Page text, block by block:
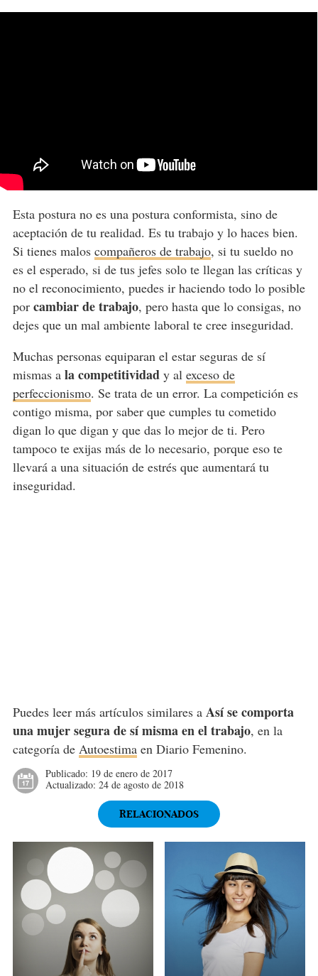
Esta postura no es una postura conformista, sino de
aceptación de tu realidad. Es tu trabajo y lo haces bien.
Si tienes malos compañeros de trabajo, si tu sueldo no
es el esperado, si de tus jefes solo te llegan las críticas y
no el reconocimiento, puedes ir haciendo todo lo posible
por cambiar de trabajo, pero hasta que lo consigas, no
dejes que un mal ambiente laboral te cree inseguridad.
Muchas personas equiparan el estar seguras de sí
mismas a la competitividady al exceso de
perfeccionismo. Se trata de un error. La competición es
contigo misma, por saber que cumples tu cometido
digan lo que digan y que das lo mejor de ti. Pero
tampoco te exijas más de lo necesario, porque eso te
llevará a una situación de estrés que aumentará tu
inseguridad.
Puedes leer más artículos similares a Así se comporta
una mujer segura de sí misma en el trabajo, en la
categoría de Autoestimaen Diario Femenino.
Publicado: 19 de enero de 2017
Actualizado: 24 de agosto de 2018
RELACIONADOS